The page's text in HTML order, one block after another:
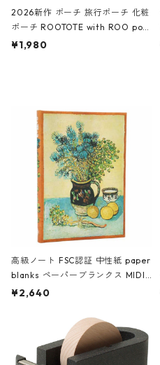
2026新作 ポーチ 旅行ポーチ 化粧
ポーチ ROOTOTE with ROO pou
ch 3532 ルートート WR.ポーチ.ラ
¥1,980
高級ノート FSC認証 中性紙 paper
blanks ペーパーブランクス MIDI
ハードカバー 罫線 ヴァン・ゴッホ
¥2,640